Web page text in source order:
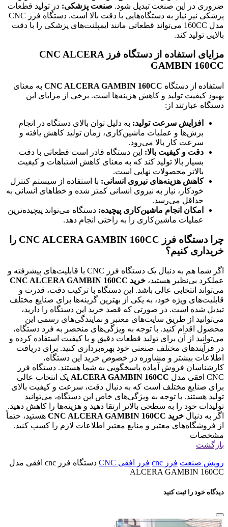
ضروری در این صنعت تبدیل شود. صنعت پزشکی: در تولید قطعات
پزشکی نیز نیاز به دستگاه‌هایی با دقت بالا است. دستگاه فرز CNC
مدل 160CC می‌تواند قطعاتی مانند ایمپلنت‌های پزشکی را با دقت
بالایی تولید کند.
مزایای استفاده از دستگاه فرز CNC ALCERA
GAMBIN 160CC
استفاده از دستگاه CNC ALCERA GAMBIN 160CC به معنای
بهبود کیفیت تولید و کاهش هزینه‌ها است. برخی از مزایای این
دستگاه عبارتند از:
افزایش سرعت تولید: به دلیل توان بالای دستگاه در انجام
برش‌ها و عملیات ماشین‌کاری، زمان تولید کاهش یافته و
سرعت کار بالا می‌رود.
دقت و کیفیت بالا: این دستگاه قادر است قطعاتی با دقت
بسیار بالا تولید کند که به معنای کاهش اشتباهات و کیفیت
بالاتر محصولات نهایی است.
کاهش هزینه‌های نیروی انسانی: با استفاده از سیستم کنترل
خودکار، نیاز به نیروی انسانی کمتر شده و خطاهای انسانی به
حداقل می‌رسد.
امکان انجام ماشین‌کاری پیچیده: دستگاه می‌تواند پیچیده‌ترین
عملیات ماشین‌کاری را به راحتی انجام دهد.
چرا دستگاه فرز CNC ALCERA GAMBIN 160CC را
خریداری کنیم؟
اگر شما هم به دنبال یک دستگاه فرز CNC با قابلیت‌های پیشرفته و
عملکرد بی‌نظیر هستید، خرید CNC ALCERA GAMBIN 160CC
می‌تواند انتخابی عالی باشد. این دستگاه با ترکیب دقت، قدرت و
قابلیت‌های ویژه خود، به یکی از بهترین گزینه‌ها برای صنایع مختلف
تبدیل شده است. در صورتی که قصد خرید این دستگاه را دارید،
می‌توانید از طریق سایت‌های معتبر و نمایندگی‌های رسمی این
محصول اقدام کنید. با توجه به ویژگی‌های منحصر به فرد دستگاه،
می‌توانید از آن برای تولید قطعات دقیق و با کیفیت استفاده کرده و
در فرآیندهای مختلف صنعتی خود بهره‌برداری کنید. برای دریافت
اطلاعات بیشتر و مشاوره در خصوص خرید این دستگاه،
کارشناسان فروش آماده پاسخگویی به شما هستند. دستگاه فرز
CNC افقی مدل
ALCERA GAMBIN 160CC یک انتخاب عالی
برای صنایع مختلف است که به دنبال دقت، سرعت و کیفیت بالای
تولید هستند. با توجه به ویژگی‌های خاص این دستگاه، می‌توانید
تولیدات خود را به سطحی بالاتر ارتقا دهید و هزینه‌ها را کاهش دهید.
اگر به دنبال خرید CNC ALCERA GAMBIN 160CC
هستید، حتماً
از فروشگاه‌های معتبر و منابع معتبر اطلاعات لازم را کسب کنید.
مشخصات
بازگشت
رویش صنعت فرز cnc فرز افقی CNC
دستگاه فرز cnc افقی مدل
ALCERA GAMBIN 160CC
دیدگاه خود را ثبت کنید